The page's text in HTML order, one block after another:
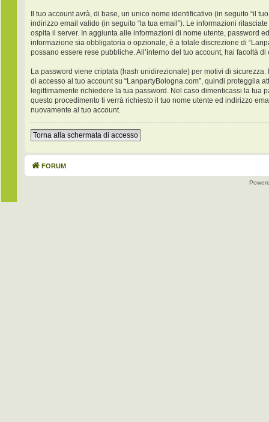
Il tuo account avrà, di base, un unico nome identificativo (in seguito “il
indirizzo email valido (in seguito “la tua email”). Le informazioni
ospita il server. In aggiunta alle informazioni di nome utente, password
informazione sia obbligatoria o opzionale, è a totale discrezione di
possano essere rese pubbliche. All’interno del tuo account, hai facoltà
La password viene criptata (hash unidirezionale) per motivi di
di accesso al tuo account su “LanpartyBologna.com”, quindi proteggila
legittimamente richiedere la tua password. Nel caso dimenticassi la tua
questo procedimento ti verrà richiesto il tuo nome utente ed indirizzo
nuovamente al tuo account.
Torna alla schermata di accesso
FORUM